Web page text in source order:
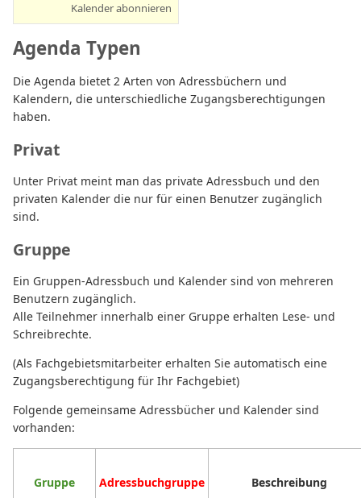
Kalender abonnieren
Agenda Typen
Die Agenda bietet 2 Arten von Adressbüchern und
Kalendern, die unterschiedliche Zugangsberechtigungen
haben.
Privat
Unter Privat meint man das private Adressbuch und den
privaten Kalender die nur für einen Benutzer zugänglich
sind.
Gruppe
Ein Gruppen-Adressbuch und Kalender sind von mehreren
Benutzern zugänglich.
Alle Teilnehmer innerhalb einer Gruppe erhalten Lese- und
Schreibrechte.
(Als Fachgebietsmitarbeiter erhalten Sie automatisch eine
Zugangsberechtigung für Ihr Fachgebiet)
Folgende gemeinsame Adressbücher und Kalender sind
vorhanden:
Gruppe Adressbuchgruppe Beschreibung